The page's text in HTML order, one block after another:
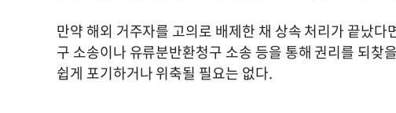
만약 해외 거주자를 고의로 배제한 채 상속 처리가 끝났
구 소송이나 유류분반환청구 소송 등을 통해 권리를 되찾
쉽게 포기하거나 위축될 필요는 없다.